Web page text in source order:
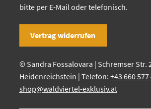
bitte per E-Mail oder telefonisch.
Vertrag widerrufen
© Sandra Fossalovara | Schremser Str.
Heidenreichstein | Telefon: +43 660 577
shop@waldviertel-exklusiv.at